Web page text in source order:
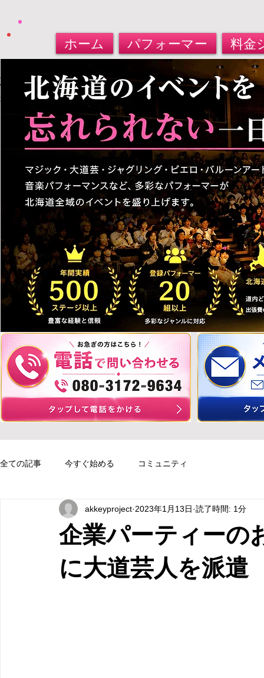
ホーム パフォーマー 料金
北海道パフォーマー​派遣サービス
大道芸人・マジシャン・バルーンアート
全ての記事 今すぐ始める コミュニティ
企業パーティーの
に大道芸人を派遣
akkeyproject 2023年1月13日 読了時間: 1分